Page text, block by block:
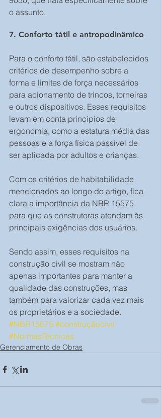
o assunto.
7. Conforto tátil e antropodinâmico
Para o conforto tátil, são estabelecidos
critérios de desempenho sobre a
forma e limites de força necessários
para acionamento de trincos, torneiras
e outros dispositivos. Esses requisitos
levam em conta princípios de
ergonomia, como a estatura média das
pessoas e a força física passível de
ser aplicada por adultos e crianças.
Com os critérios de habitabilidade
mencionados ao longo do artigo, fica
clara a importância da NBR 15575
para que as construtoras atendam às
principais exigências dos usuários.
Sendo assim, esses requisitos na
construção civil se mostram não
apenas importantes para manter a
qualidade das construções, mas
também para valorizar cada vez mais
os proprietários e a sociedade.
#NBR15575 #construçãocivil
#NormasTécnicas
Gerenciamento de Obras